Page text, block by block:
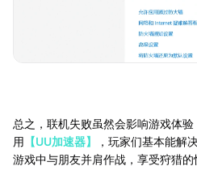
总之，联机失败虽然会影响游戏体
用 【UU加速器】
，玩家们基本能解
游戏中与朋友并肩作战，享受狩猎的